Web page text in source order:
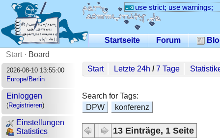
use strict; use warnings;
Startseite Forum
Start· Board
2026-08-10 13:55:00
Europe/Berlin
Einloggen
(Registrieren)
Einstellungen
Statistics
Start Letzte 24h /7 Tage
Search for Tags:
DPW
konferenz
13 Einträge, 1 Seite